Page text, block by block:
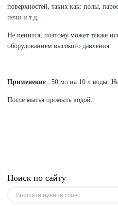
поверхностей, таких как: полы,
печи и т.д.
Не пенится, поэтому может также
оборудованием высокого давления.
Применение : 50 мл на 10 л воды.
После мытья промыть водой.
Поиск по сайту